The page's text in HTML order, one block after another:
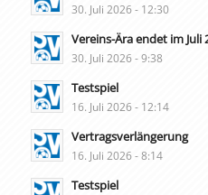
30. Juli 2026 - 12:30
Vereins-Ära endet im Juli
30. Juli 2026 - 9:38
Testspiel
16. Juli 2026 - 12:14
Vertragsverlängerung
16. Juli 2026 - 8:14
Testspiel